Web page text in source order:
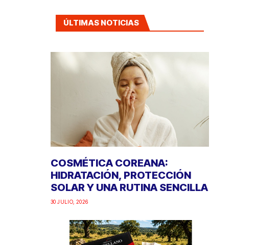
ÚLTIMAS NOTICIAS
COSMÉTICA COREANA:
HIDRATACIÓN, PROTECCIÓN
SOLAR Y UNA RUTINA SENCILLA
30 JULIO, 2026